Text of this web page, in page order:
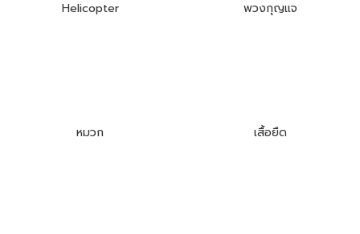
Helicopter พวงกุญแจ
หมวก เสื้อยืด